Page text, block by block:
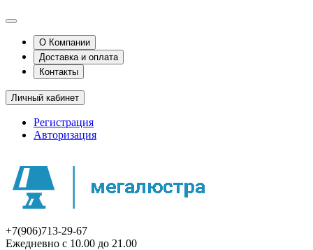
О Компании
Доставка и оплата
Контакты
Личный кабинет
Регистрация
Авторизация
+7(906)713-29-67
Ежедневно с 10.00 до 21.00